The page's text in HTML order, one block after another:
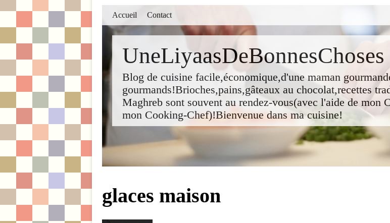
UneLiyaasDeBonnesChoses
Blog de cuisine facile,économique,d'une maman
gourmands!Brioches,pains,gâteaux au chocolat,recettes
Maghreb sont souvent au rendez-vous(avec l'aide de mon
mon Cooking-Chef)!Bienvenue dans ma cuisine!
Accueil Contact
glaces maison